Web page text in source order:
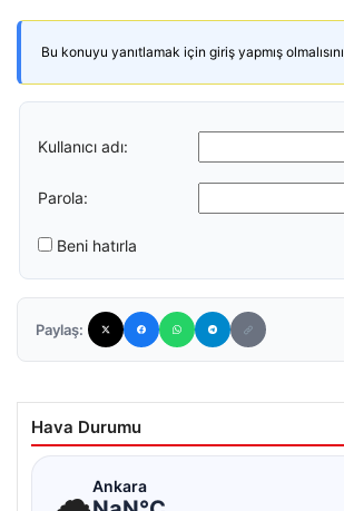
Bu konuyu yanıtlamak için giriş yapmış
Kullanıcı adı:
Parola:
Beni hatırla
Paylaş:
Hava Durumu
☁Ankara